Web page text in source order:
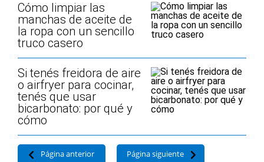
Cómo limpiar las
manchas de aceite de
la ropa con un sencillo
truco casero
Si tenés freidora de aire
o airfryer para cocinar,
tenés que usar
bicarbonato: por qué y
cómo
Página anterior Página siguiente